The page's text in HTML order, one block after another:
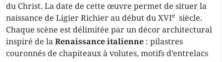
du Christ. La date de cette œuvre permet de situer la
naissance de Ligier Richier au début du XVIe siècle.
Chaque scène est délimitée par un décor architectural
inspiré de laRenaissance italienne : pilastres
couronnés de chapiteaux à volutes, motifs d’entrelacs